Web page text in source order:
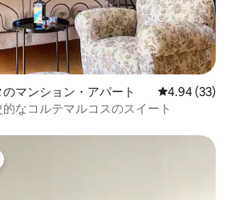
マンション・アパート レビュー33
4.94 (33)
なコルテマルコスのスイート
スです。